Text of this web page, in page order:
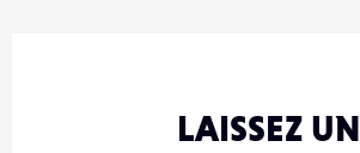
LAISSEZ UN